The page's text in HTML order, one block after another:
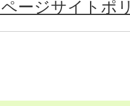
ージサイトポ